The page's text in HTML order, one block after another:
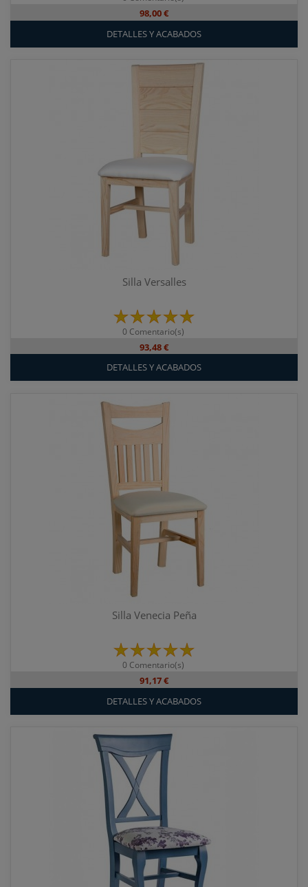
98,00 €
DETALLES Y ACABADOS
Silla Versalles
0 Comentario(s)
93,48 €
DETALLES Y ACABADOS
Silla Venecia Peña
0 Comentario(s)
91,17 €
DETALLES Y ACABADOS